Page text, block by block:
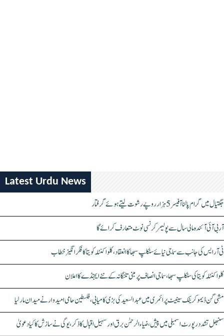
Latest Urdu News
جگتیال میں گرام پالنا آفیسر 5 ہزار روپے رشوت لیتے ہوئے گرفتار
آر بی آئی آئندہ مالی سال سے پولیمر کرنسی نوٹ متعارف کرائے گا
ٹی آر ایس کی جانب سے سماجی نیائے سنکلپ سبھا کا انعقاد، کلواکنٹلہ کویتا کا فکر انگیز خطاب
کلواکنٹلہ کویتا کی سنکلپ سبھا، سماجی انصاف پر مبنی تلنگانہ کے نئے ایجنڈے کا اعلان
مشی گن ڈیموکریٹک سینیٹ پرائمری میں عبدالسعید کی بڑی کامیابی، فلسطین حامی امیدوار نے میدان مار لیا
سنبھل تشدد رپورٹ اسمبلی میں پیش، ضیاء الرحمٰن برق اور سہیل اقبال کا ذکر، یوگی نے سازش کا کیا دعویٰ